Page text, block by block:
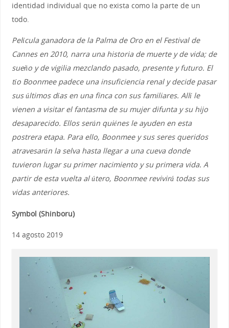
identidad individual que no exista como la parte de un
todo.
Película ganadora de la Palma de Oro en el Festival de
Cannes en 2010, narra una historia de muerte y de vida; de
sueño y de vigilia mezclando pasado, presente y futuro. El
tío Boonmee padece una insuficiencia renal y decide pasar
sus últimos días en una finca con sus familiares. Allí le
vienen a visitar el fantasma de su mujer difunta y su hijo
desaparecido. Ellos serán quiénes le ayuden en esta
postrera etapa. Para ello, Boonmee y sus seres queridos
atravesarán la selva hasta llegar a una cueva donde
tuvieron lugar su primer nacimiento y su primera vida. A
partir de esta vuelta al útero, Boonmee revivirá todas sus
vidas anteriores.
Symbol (Shinboru)
14 agosto 2019